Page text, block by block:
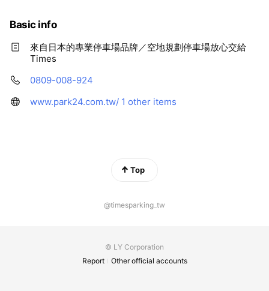
e
Basic info
來自日本的專業停車場品牌／空地規劃停車場放心交給
Times
0809-008-924
www.park24.com.tw/ 1 other items
Top
@timesparking_tw
© LY Corporation
Report
Other official accounts